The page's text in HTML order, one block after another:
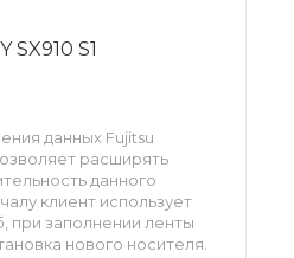
SX910 S1
данных Fujitsu
расширять
данного
клиент использует
при заполнении ленты
нового носителя.